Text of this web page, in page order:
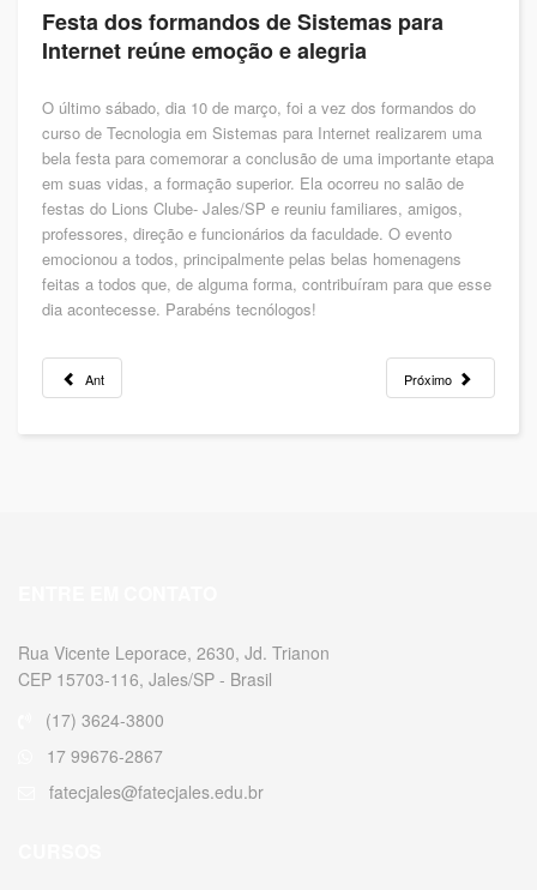
Festa dos formandos de Sistemas para
Internet reúne emoção e alegria
O último sábado, dia 10 de março, foi a vez dos formandos do
curso de Tecnologia em Sistemas para Internet realizarem uma
bela festa para comemorar a conclusão de uma importante etapa
em suas vidas, a formação superior. Ela ocorreu no salão de
festas do Lions Clube- Jales/SP e reuniu familiares, amigos,
professores, direção e funcionários da faculdade. O evento
emocionou a todos, principalmente pelas belas homenagens
feitas a todos que, de alguma forma, contribuíram para que esse
dia acontecesse. Parabéns tecnólogos!
Ant Próximo
Rua Vicente Leporace, 2630, Jd. Trianon
CEP 15703-116, Jales/SP - Brasil
(17) 3624-3800
17 99676-2867
fatecjales@fatecjales.edu.br